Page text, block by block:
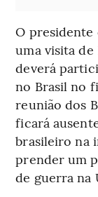
O presidente
uma visita de
deverá
no Brasil no
reunião dos
ficará
brasileiro na
prender um
de guerra na